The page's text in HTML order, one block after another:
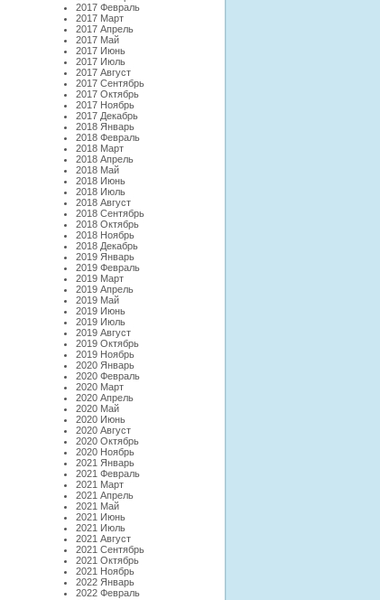
2017 Февраль
2017 Март
2017 Апрель
2017 Май
2017 Июнь
2017 Июль
2017 Август
2017 Сентябрь
2017 Октябрь
2017 Ноябрь
2017 Декабрь
2018 Январь
2018 Февраль
2018 Март
2018 Апрель
2018 Май
2018 Июнь
2018 Июль
2018 Август
2018 Сентябрь
2018 Октябрь
2018 Ноябрь
2018 Декабрь
2019 Январь
2019 Февраль
2019 Март
2019 Апрель
2019 Май
2019 Июнь
2019 Июль
2019 Август
2019 Октябрь
2019 Ноябрь
2020 Январь
2020 Февраль
2020 Март
2020 Апрель
2020 Май
2020 Июнь
2020 Август
2020 Октябрь
2020 Ноябрь
2021 Январь
2021 Февраль
2021 Март
2021 Апрель
2021 Май
2021 Июнь
2021 Июль
2021 Август
2021 Сентябрь
2021 Октябрь
2021 Ноябрь
2022 Январь
2022 Февраль